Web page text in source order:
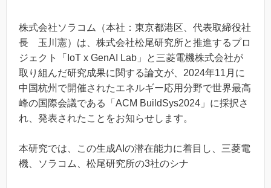
株式会社ソラコム（本社：東京都港区、代表取締役社
長 玉川憲）は、株式会社松尾研究所と推進するプロ
ジェクト「IoT x GenAI Lab」と三菱電機株式会社が
取り組んだ研究成果に関する論文が、2024年11月に
中国杭州で開催されたエネルギー応用分野で世界最高
峰の国際会議である「ACM BuildSys2024」に採択さ
れ、発表されたことをお知らせします。
本研究では、この生成AIの潜在能力に着目し、三菱電
機、ソラコム、松尾研究所の3社のシナ